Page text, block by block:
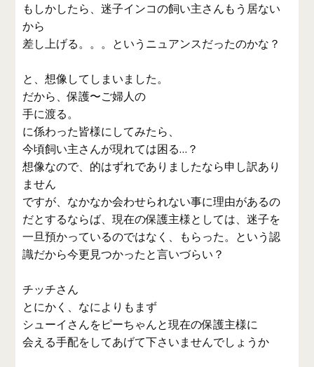
もしかしたら、迷子インコの飼い主さんもう居ない
から
差し上げる。。。というニュアンスだったのかな？
と、想像してしまいました。
だから、保護〜ご婦人の
手に渡る。
に係わった皆様にしてみたら、
今頃飼い主さんが現れては困る…？
想像なので、的はずれでありましたなら申し訳あり
ません
ですが、なかなか会わせられない事に理由があるの
だとするならば、現在の保護主様としては、迷子を
一旦預かっているのではなく、もらった。という認
識だから今更見つかったと言いづらい？
チッチさん
とにかく、なによりもまず
シューイさんをピーちゃんと現在の保護主様に
会える手配をしてあげて下さいませんでしょうか